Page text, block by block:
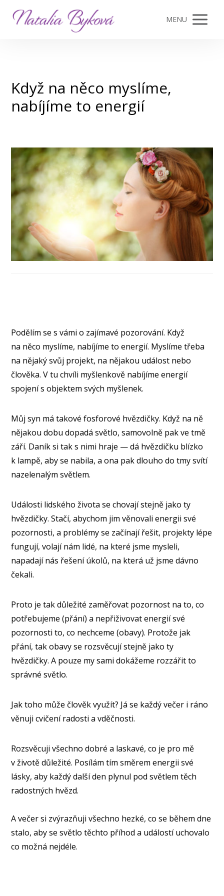
MENU
Když na něco myslíme,
nabíjíme to energií
Podělím se s vámi o zajímavé pozorování. Když
na něco myslíme, nabíjíme to energií. Myslíme třeba
na nějaký svůj projekt, na nějakou událost nebo
člověka. V tu chvíli myšlenkově nabíjíme energií
spojení s objektem svých myšlenek.
Můj syn má takové fosforové hvězdičky. Když na ně
nějakou dobu dopadá světlo, samovolně pak ve tmě
září. Daník si tak s nimi hraje — dá hvězdičku blízko
k lampě, aby se nabila, a ona pak dlouho do tmy svítí
nazelenalým světlem.
Události lidského života se chovají stejně jako ty
hvězdičky. Stačí, abychom jim věnovali energii své
pozornosti, a problémy se začínají řešit, projekty lépe
fungují, volají nám lidé, na které jsme mysleli,
napadají nás řešení úkolů, na která už jsme dávno
čekali.
Proto je tak důležité zaměřovat pozornost na to, co
potřebujeme (přání) a nepřiživovat energií své
pozornosti to, co nechceme (obavy). Protože jak
přání, tak obavy se rozsvěcují stejně jako ty
hvězdičky. A pouze my sami dokážeme rozzářit to
správné světlo.
Jak toho může člověk využít? Já se každý večer i ráno
věnuji cvičení radosti a vděčnosti.
Rozsvěcuji všechno dobré a laskavé, co je pro mě
v životě důležité. Posílám tím směrem energii své
lásky, aby každý další den plynul pod světlem těch
radostných hvězd.
A večer si zvýrazňuji všechno hezké, co se během dne
stalo, aby se světlo těchto příhod a událostí uchovalo
co možná nejdéle.